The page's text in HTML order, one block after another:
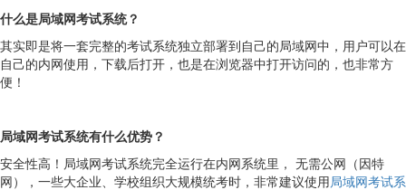
什么是局域网考试系统？
其实即是将一套完整的考试系统独立部署到自己的局域网中，用户可以在
自己的内网使用，下载后打开，也是在浏览器中打开访问的，也非常方
便！
局域网考试系统有什么优势？
安全性高！局域网考试系统完全运行在内网系统里， 无需公网（因特
网），一些大企业、学校组织大规模统考时，非常建议使用局域网考试系